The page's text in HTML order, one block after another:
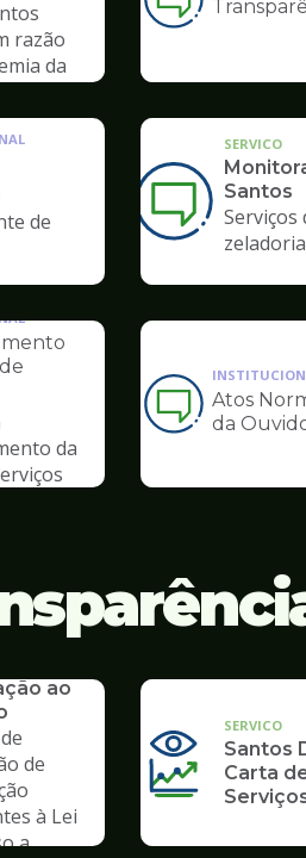
razão
da
Ilustração
da
de
Ouvidoria
de
SERVICO
Santos
Serviços
zeladoria
da
Ilustração
da
de
Atos
da
ao
de
à Lei
a
SERVICO
Santos
Carta